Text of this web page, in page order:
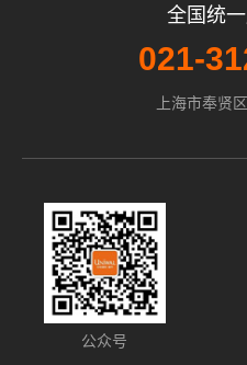
全国统
021-
上海市奉贤
公众号